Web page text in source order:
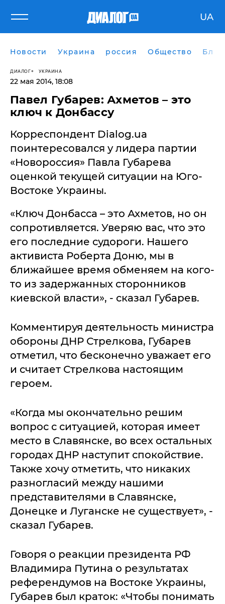
UA
Новости Украина россия Общество
ДИАЛОГ УКРАИНА
22 мая 2014, 18:08
Павел Губарев: Ахметов – это
ключ к Донбассу
Корреспондент Dialog.ua
поинтересовался у лидера партии
«Новороссия» Павла Губарева
оценкой текущей ситуации на Юго-
Востоке Украины.
«Ключ Донбасса – это Ахметов, но он
сопротивляется. Уверяю вас, что это
его последние судороги. Нашего
активиста Роберта Доню, мы в
ближайшее время обменяем на кого-
то из задержанных сторонников
киевской власти», - сказал Губарев.
Комментируя деятельность министра
обороны ДНР Стрелкова, Губарев
отметил, что бесконечно уважает его
и считает Стрелкова настоящим
героем.
«Когда мы окончательно решим
вопрос с ситуацией, которая имеет
место в Славянске, во всех остальных
городах ДНР наступит спокойствие.
Также хочу отметить, что никаких
разногласий между нашими
представителями в Славянске,
Донецке и Луганске не существует», -
сказал Губарев.
Говоря о реакции президента РФ
Владимира Путина о результатах
референдумов на Востоке Украины,
Губарев был краток: «Чтобы понимать